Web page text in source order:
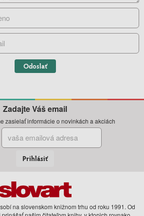
Odoslať
Zadajte Váš email
zasielať informácie o novinkách a akciách
Prihlásiť
na slovenskom knižnom trhu od roku 1991. Od